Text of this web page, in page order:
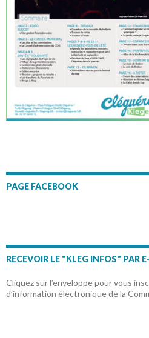
PAGE FACEBOOK
RECEVOIR LE "KLEG INFOS" PAR
Cliquez sur l’enveloppe pour vous
d’information électronique de la